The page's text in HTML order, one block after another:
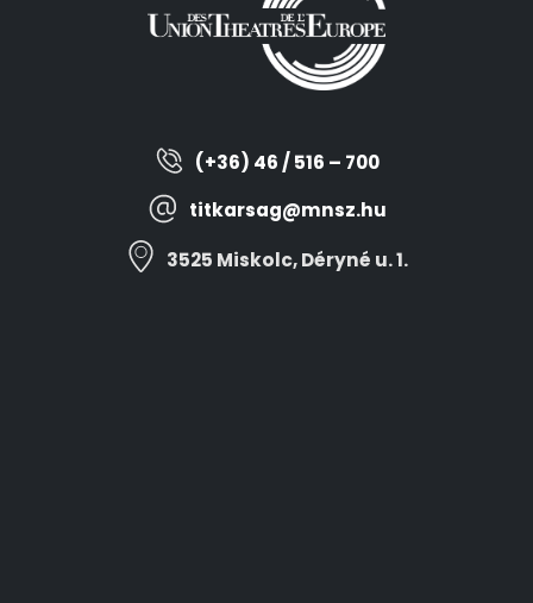
(+36) 46 / 516 – 700
titkarsag@mnsz.hu
3525 Miskolc, Déryné u. 1.